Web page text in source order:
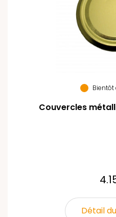
Couvercles
Détail